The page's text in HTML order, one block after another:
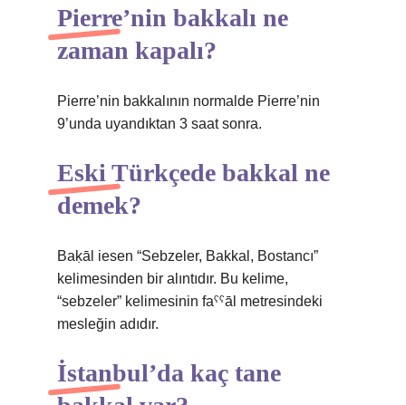
Pierre’nin bakkalı ne
zaman kapalı?
Pierre’nin bakkalının normalde Pierre’nin
9’unda uyandıktan 3 saat sonra.
Eski Türkçede bakkal ne
demek?
Baḳāl iesen “Sebzeler, Bakkal, Bostancı”
kelimesinden bir alıntıdır. Bu kelime,
“sebzeler” kelimesinin faˁˁāl metresindeki
mesleğin adıdır.
İstanbul’da kaç tane